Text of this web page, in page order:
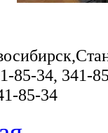
85-34, 341-
85-34